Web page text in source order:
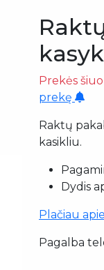
Prekės
prekę
Raktų
kasikliu.
Dydis
Plačiau
Pagalba